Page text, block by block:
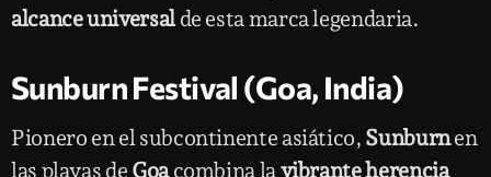
alcance universalde esta marca legendaria.
Sunburn Festival (Goa, India)
Pionero en el subcontinente asiático, Sunburnen
las playas de Goacombina lavibrante herencia